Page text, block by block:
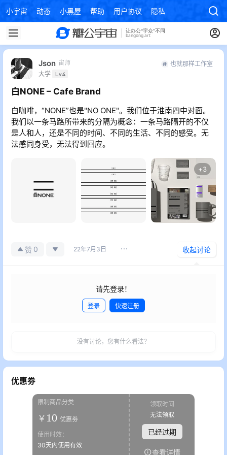
小宇宙 动态 小黑屋 帮助 用户协议 隐私政策
Json 宙师
大学 Lv4
也就那样工作室
白NONE – Cafe Brand
白咖啡，“NONE”也是"NO ONE"。我们位于淮南四中对面。
我们以一条马路所带来的分隔为概念：一条马路隔开的不仅
是人和人，还是不同的时间、不同的生活、不同的感受。无
法感同身受，无法得到回应。
+3
赞 0 22年7月3日 收起讨论
请先登录！
登录 快速注册
没有讨论，您有什么看法？
优惠劵
限制商品分类
￥ 10 优惠劵
使用时效：
30天内使用有效
领取时间
无法领取
已经过期
查看详情